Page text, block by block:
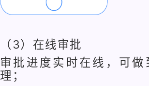
（3）在线审批
审批进度实时在线，可
理；